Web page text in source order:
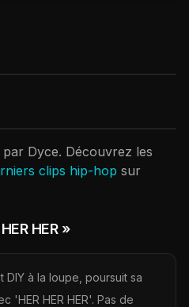
Dyce. Découvrez les
clips hip-hop sur
HER »
à la loupe, poursuit sa
'HER HER HER'. Pas de